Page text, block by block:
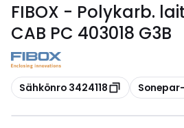
FIBOX - Polykarb.
CAB PC 403018 G3B
Kopioi
Sähkönro 3424118 Kopioi